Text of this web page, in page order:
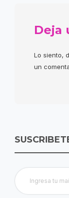
Deja
Lo siento,
un